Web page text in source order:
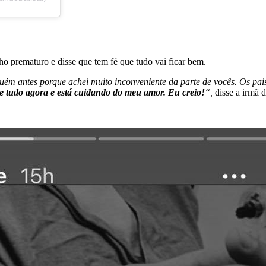
prematuro e disse que tem fé que tudo vai ficar bem.
antes porque achei muito inconveniente da parte de vocês. Os
tudo agora e está cuidando do meu amor. Eu creio!“, disse a irmã